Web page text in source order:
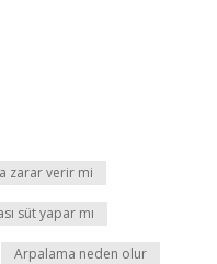
zarar verir mi
süt yapar mı
Arpalama neden olur